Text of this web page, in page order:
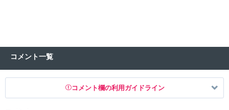
コメント一覧
コメント欄の利用ガイドライン